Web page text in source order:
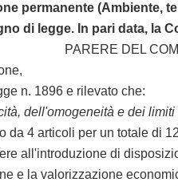
permanente (Ambiente,
di legge. In pari data, la
PARERE DEL
n. 1896 e rilevato che:
dell'omogeneità e dei
da 4 articoli per un totale di
all'introduzione di
e la valorizzazione